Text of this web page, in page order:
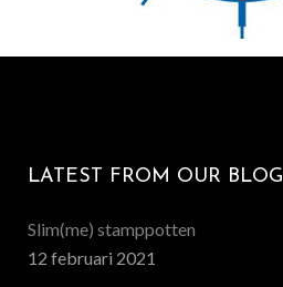
LATEST FROM OUR BLOG
Slim(me) stamppotten
12 februari 2021